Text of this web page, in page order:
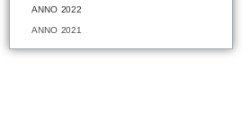
ANNO 2022
ANNO 2021